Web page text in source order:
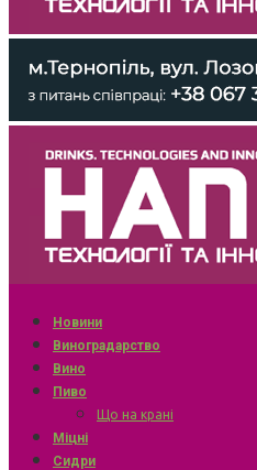
Новини
Виноградарство
Вино
Пиво
Що на крані
Міцні
Сидри